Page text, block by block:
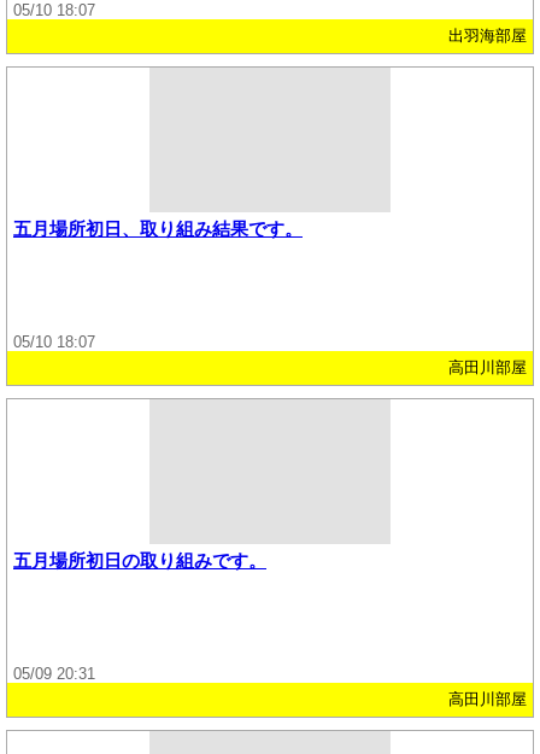
05/10 18:07
出羽海部屋
五月場所初日、取り組み結果です。
05/10 18:07
高田川部屋
五月場所初日の取り組みです。
05/09 20:31
高田川部屋